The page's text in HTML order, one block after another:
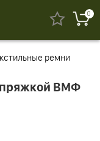
0
ремни
ВМФ